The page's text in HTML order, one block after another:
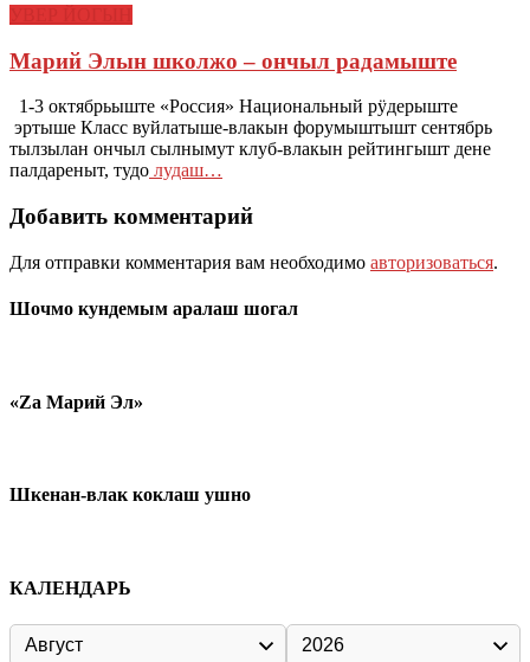
Марий Элын школжо – ончыл радамыште
1-3 октябрьыште «Россия» Национальный рӱдерыште
эртыше Класс вуйлатыше-влакын форумыштышт сентябрь
тылзылан ончыл сылнымут клуб-влакын рейтингышт дене
палдареныт, тудо лудаш…
Добавить комментарий
Для отправки комментария вам необходимо авторизоваться.
Шочмо кундемым аралаш шогал
«Zа Марий Эл»
Шкенан-влак коклаш ушно
КАЛЕНДАРЬ